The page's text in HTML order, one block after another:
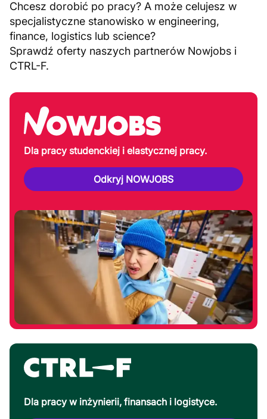
Chcesz dorobić po pracy? A może celujesz w
specjalistyczne stanowisko w engineering,
finance, logistics lub science?
Sprawdź oferty naszych partnerów Nowjobs i
CTRL-F.
Dla pracy studenckiej i elastycznej pracy.
Odkryj NOWJOBS
Dla pracy w inżynierii, finansach i logistyce.